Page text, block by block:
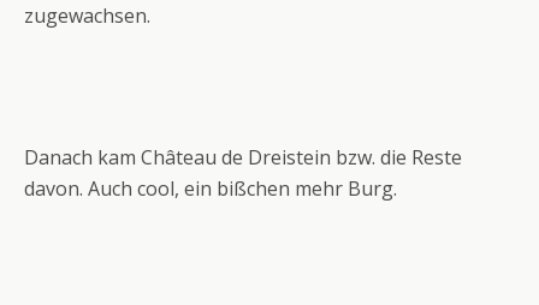
zugewachsen.
Danach kam Château de Dreistein bzw. die Reste
davon. Auch cool, ein bißchen mehr Burg.